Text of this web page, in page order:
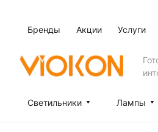
Бренды Акции Услуги
Светильники Лампы